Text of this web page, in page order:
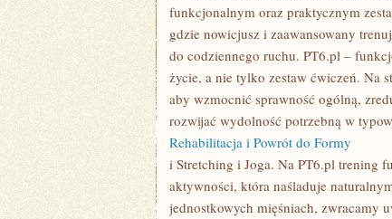
TRENING
KOBIET
funkcjonalnym oraz praktycznym
gdzie nowicjusz i zaawansowany
do codziennego ruchu. PT6.pl –
życie, a nie tylko zestaw ćwiczeń. Na
aby wzmocnić sprawność ogólną,
rozwijać wydolność potrzebną w
Rehabilitacja i Powrót do Formy
i Stretching i Joga. Na PT6.pl trening
aktywności, która naśladuje
jednostkowych mięśniach, zwracamy